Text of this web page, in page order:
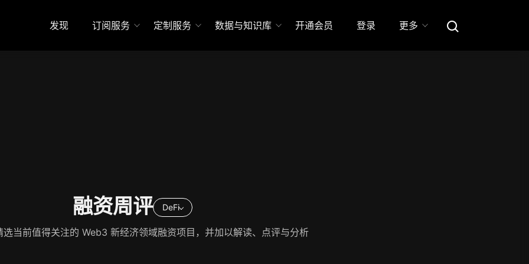
发现 订阅服务 定制服务 数据与知识库 开通会员 登录 更多
融资周评 DeFi
选当前值得关注的 Web3 新经济领域融资项目，并加以解读、点评与分析